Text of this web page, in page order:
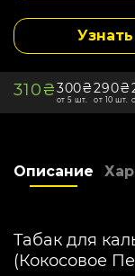
Крепость -
Дымность -
Упаковка -
Мята -
Склад -
310₴300₴
от 5 шт.
290₴
от 10 шт.
Описание
Табак для
(Кокосовое